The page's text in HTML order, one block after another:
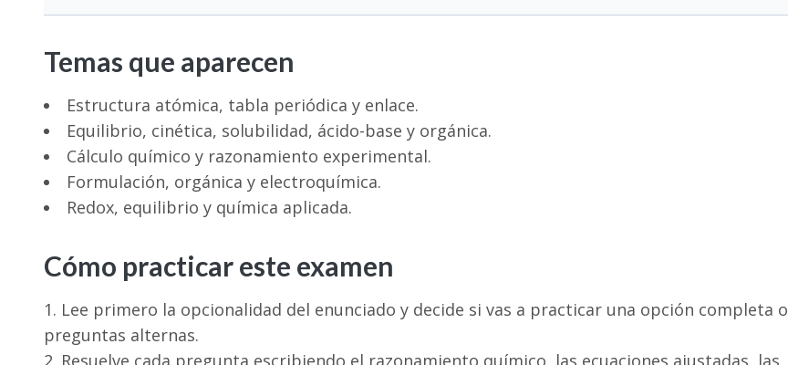
Temas que aparecen
Estructura atómica, tabla periódica y enlace.
Equilibrio, cinética, solubilidad, ácido-base y orgánica.
Cálculo químico y razonamiento experimental.
Formulación, orgánica y electroquímica.
Redox, equilibrio y química aplicada.
Cómo practicar este examen
Lee primero la opcionalidad del enunciado y decide si vas a practicar una opción completa o
preguntas alternas.
Resuelve cada pregunta escribiendo el razonamiento químico, las ecuaciones ajustadas, las